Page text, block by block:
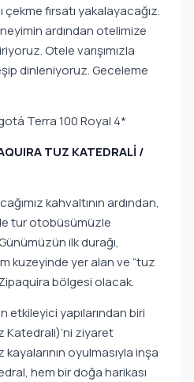
fırsatı yakalayacağız.
ardından otelimize
Otele varışımızla
dinleniyoruz. Geceleme
Terra 100 Royal 4*
TUZ KATEDRALİ /
kahvaltının ardından,
tur otobüsümüzle
ilk durağı,
kuzeyinde yer alan ve “tuz
bölgesi olacak.
etkileyici yapılarından biri
Katedrali)’ni ziyaret
oyulmasıyla inşa
hem bir doğa harikası